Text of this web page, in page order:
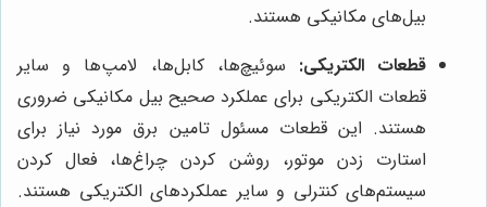
بیل‌های مکانیکی هستند.
قطعات الکتریکی: سوئیچ‌ها، کابل‌ها، لامپ‌ها و سایر
قطعات الکتریکی برای عملکرد صحیح بیل مکانیکی ضروری
هستند. این قطعات مسئول تامین برق مورد نیاز برای
استارت زدن موتور، روشن کردن چراغ‌ها، فعال کردن
سیستم‌های کنترلی و سایر عملکردهای الکتریکی هستند.